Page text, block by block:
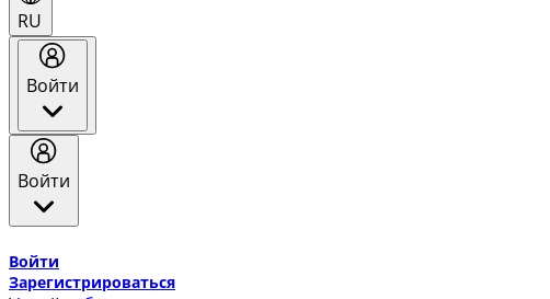
RU
Войти
Войти
Войти
Зарегистрироваться